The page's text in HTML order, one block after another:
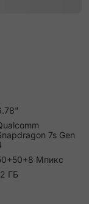
7s Gen
Мпикс
ГБ